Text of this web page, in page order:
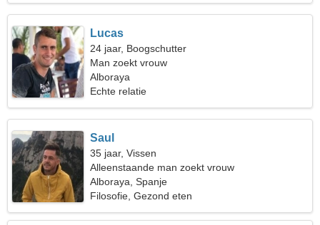
Lucas
24 jaar, Boogschutter
Man zoekt vrouw
Alboraya
Echte relatie
Saul
35 jaar, Vissen
Alleenstaande man zoekt vrouw
Alboraya, Spanje
Filosofie, Gezond eten